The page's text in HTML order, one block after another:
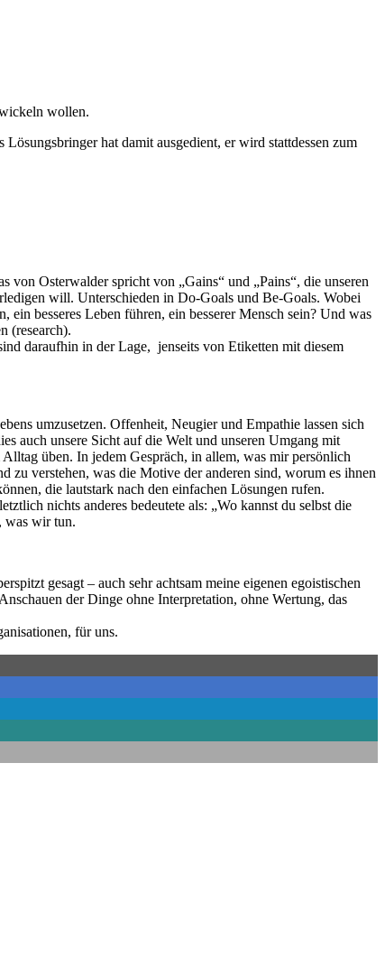
wollen.
hat damit ausgedient, er wird stattdessen zum
Osterwalder spricht von „Gains“ und „Pains“, die unseren
will. Unterschieden in Do-Goals und Be-Goals. Wobei
besseres Leben führen, ein besserer Mensch sein? Und was
(research).
daraufhin in der Lage, jenseits von Etiketten mit diesem
umzusetzen. Offenheit, Neugier und Empathie lassen sich
auch unsere Sicht auf die Welt und unseren Umgang mit
üben. In jedem Gespräch, in allem, was mir persönlich
zu verstehen, was die Motive der anderen sind, worum es ihnen
die lautstark nach den einfachen Lösungen rufen.
nichts anderes bedeutete als: „Wo kannst du selbst die
was wir tun.
gesagt – auch sehr achtsam meine eigenen egoistischen
der Dinge ohne Interpretation, ohne Wertung, das
für uns.